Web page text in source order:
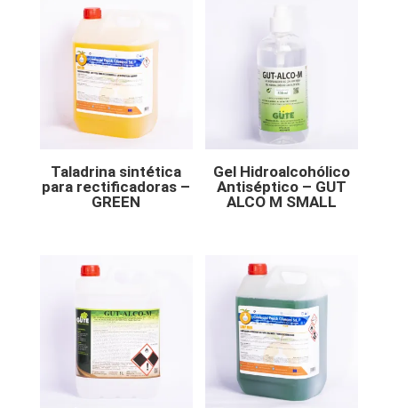
Taladrina sintética
para rectificadoras –
GREEN
Gel Hidroalcohólico
Antiséptico – GUT
ALCO M SMALL